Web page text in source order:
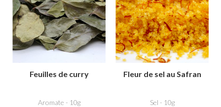
Feuilles de curry
Aromate - 10g
Fleur de sel au Safran
Sel - 10g